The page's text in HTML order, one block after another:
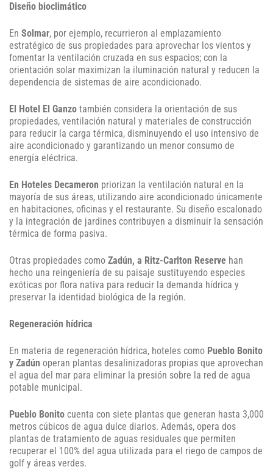
Diseño bioclimático
En Solmar, por ejemplo, recurrieron al emplazamiento
estratégico de sus propiedades para aprovechar los vientos y
fomentar la ventilación cruzada en sus espacios; con la
orientación solar maximizan la iluminación natural y reducen la
dependencia de sistemas de aire acondicionado.
El Hotel El Ganzo también considera la orientación de sus
propiedades, ventilación natural y materiales de construcción
para reducir la carga térmica, disminuyendo el uso intensivo de
aire acondicionado y garantizando un menor consumo de
energía eléctrica.
En Hoteles Decameron priorizan la ventilación natural en la
mayoría de sus áreas, utilizando aire acondicionado únicamente
en habitaciones, oficinas y el restaurante. Su diseño escalonado
y la integración de jardines contribuyen a disminuir la sensación
térmica de forma pasiva.
Otras propiedades como Zadún, a Ritz-Carlton Reserve han
hecho una reingeniería de su paisaje sustituyendo especies
exóticas por flora nativa para reducir la demanda hídrica y
preservar la identidad biológica de la región.
Regeneración hídrica
En materia de regeneración hídrica, hoteles como Pueblo Bonito
y Zadún operan plantas desalinizadoras propias que aprovechan
el agua del mar para eliminar la presión sobre la red de agua
potable municipal.
Pueblo Bonito cuenta con siete plantas que generan hasta 3,000
metros cúbicos de agua dulce diarios. Además, opera dos
plantas de tratamiento de aguas residuales que permiten
recuperar el 100% del agua utilizada para el riego de campos de
golf y áreas verdes.